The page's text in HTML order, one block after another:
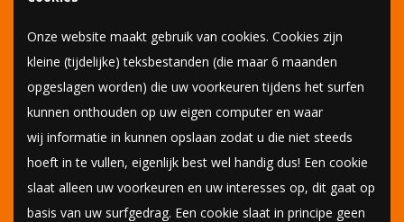
Onze website maakt gebruik van cookies. Cookies zijn
kleine (tijdelijke) teksbestanden (die maar 6 maanden
opgeslagen worden) die uw voorkeuren tijdens het surfen
kunnen onthouden op uw eigen computer en waar
wij informatie in kunnen opslaan zodat u die niet steeds
hoeft in te vullen, eigenlijk best wel handig dus! Een cookie
slaat alleen uw voorkeuren en uw interesses op, dit gaat op
basis van uw surfgedrag. Een cookie slaat in principe geen